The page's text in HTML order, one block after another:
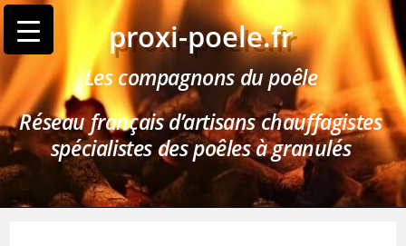
proxi-poele.fr
Les compagnons du poêle
Réseau français d’artisans chauffagistes
spécialistes des poêles à granulés